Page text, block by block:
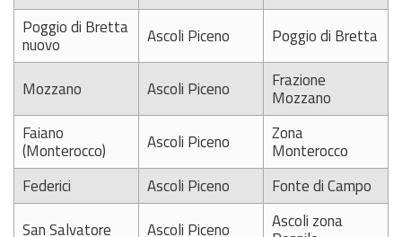
Poggio di Bretta
nuovo Ascoli Piceno Poggio di Bretta
Mozzano Ascoli Piceno Frazione
Mozzano
Faiano
(Monterocco) Ascoli Piceno Zona
Monterocco
Federici
Ascoli Piceno
Fonte di Campo
San Salvatore
Ascoli Piceno Ascoli zona